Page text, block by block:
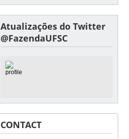
Atualizações do Twitter
@FazendaUFSC
CONTACT